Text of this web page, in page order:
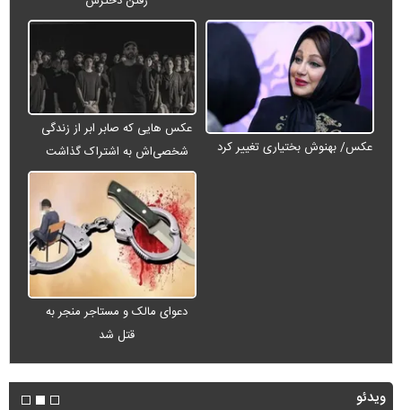
عکس/ بهنوش بختیاری تغییر کرد
عکس هایی که صابر ابر از زندگی
شخصی‌اش به اشتراک گذاشت
دعوای مالک و مستاجر منجر به
قتل شد
ویدئو